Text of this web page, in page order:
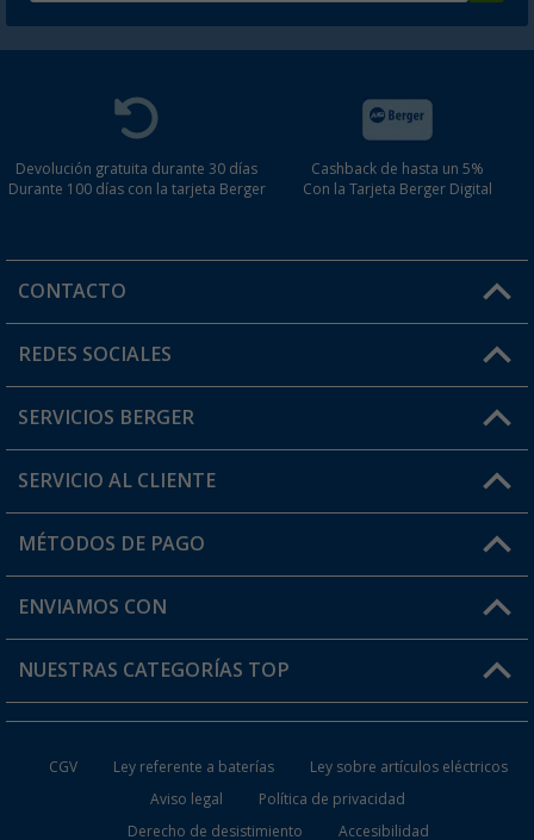
Devolución gratuita durante 30 días
Durante 100 días con la tarjeta Berger
Cashback de hasta un 5%
Con la Tarjeta Berger Digital
CONTACTO
Horario de atención al cliente:
¿Tienes alguna duda?
REDES SOCIALES
SERVICIOS BERGER
Conviértete en distribuidor
Mi cuenta
Tarjeta Berger Digital
SERVICIO AL CLIENTE
FAQ y Contacto
Información de envío
¿Dónde está mi pedido?
MÉTODOS DE PAGO
ENVIAMOS CON
NUESTRAS CATEGORÍAS TOP
CGV Ley referente a baterías
Ley sobre artículos eléctricos
Aviso legal
Política de privacidad
Derecho de desistimiento
Accesibilidad